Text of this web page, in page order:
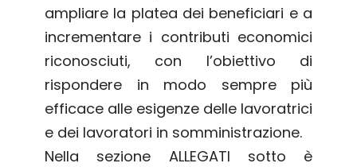
ampliare la platea dei beneficiari e a
incrementare i contributi economici
riconosciuti, con l’obiettivo di
rispondere in modo sempre più
efficace alle esigenze delle lavoratrici
e dei lavoratori in somministrazione.
Nella sezione ALLEGATI sotto è